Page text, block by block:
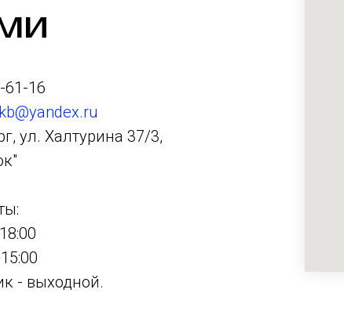
61-16
ул. Халтурина 37/3,
- выходной.